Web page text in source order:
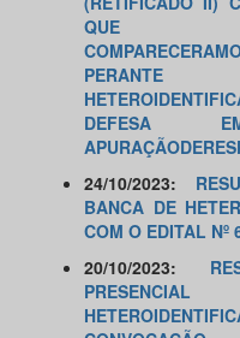
DEFESA
24/10/2023:
BANCA DE
COM O EDITAL Nº
20/10/2023: